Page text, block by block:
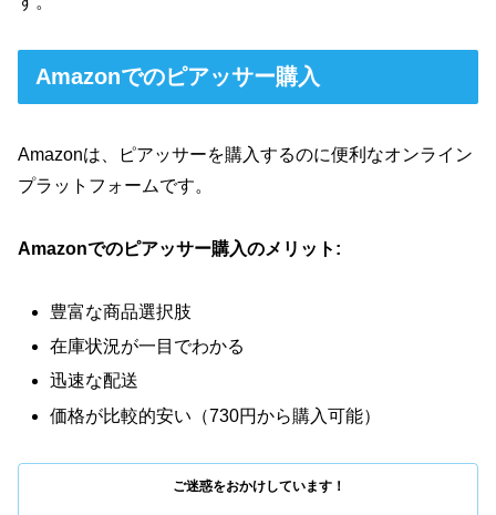
Amazonでのピアッサー購入
Amazonは、ピアッサーを購入するのに便利なオンライン
プラットフォームです。
Amazonでのピアッサー購入のメリット:
豊富な商品選択肢
在庫状況が一目でわかる
迅速な配送
価格が比較的安い（730円から購入可能）
ご迷惑をおかけしています！